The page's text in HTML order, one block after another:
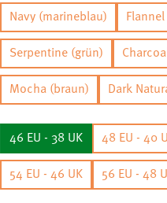
Navy (marineblau)
Serpentine (grün)
Mocha (braun) Dark
46 EU - 38 UK 48 EU - 40
54 EU - 46 UK 56 EU - 48